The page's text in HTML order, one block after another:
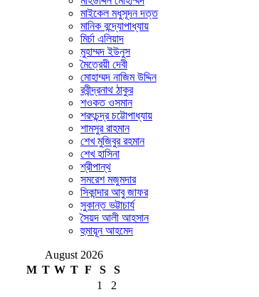
মাইকেল মধুসূদন দত্ত
মানিক বন্দ্যোপাধ্যায়
মির্চা এলিয়াদ
মুহাম্মদ ইউনুস
মৈত্রেয়ী দেবী
মোহাম্মদ নাজিম উদ্দিন
রবীন্দ্রনাথ ঠাকুর
শওকত ওসমান
শরৎচন্দ্র চট্টোপাধ্যায়
শামসুর রাহমান
শেখ মুজিবুর রহমান
শেখ হাসিনা
শ্রীপান্থ
সমরেশ মজুমদার
সিকান্দার আবু জাফর
সুকান্ত ভট্টাচার্য
সৈয়দ আলী আহসান
হুমায়ূন আহমেদ
August 2026
M T W T F S
S
1
2